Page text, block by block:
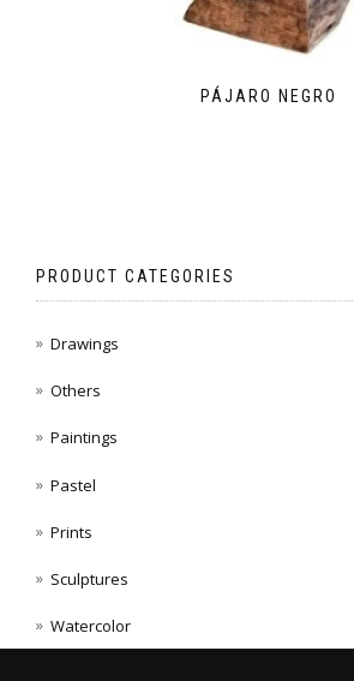
PÁJARO NEGRO
PRODUCT CATEGORIES
Drawings
Others
Paintings
Pastel
Prints
Sculptures
Watercolor